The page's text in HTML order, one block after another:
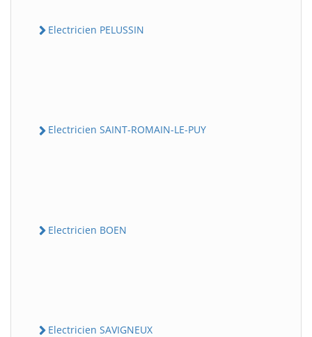
Electricien PELUSSIN
Electricien SAINT-ROMAIN-LE-PUY
Electricien BOEN
Electricien SAVIGNEUX